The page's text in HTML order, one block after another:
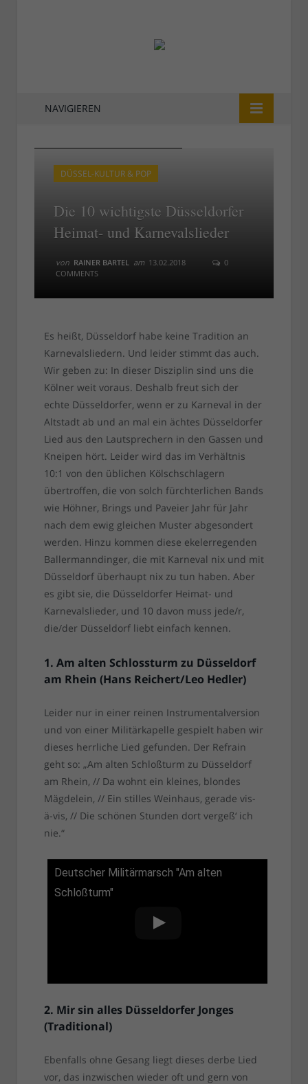
NAVIGIEREN
DÜSSEL-KULTUR & POP
Die 10 wichtigste Düsseldorfer
Heimat- und Karnevalslieder
von RAINER BARTEL am 13.02.2018
0
COMMENTS
Es heißt, Düsseldorf habe keine Tradition an
Karnevalsliedern. Und leider stimmt das auch.
Wir geben zu: In dieser Disziplin sind uns die
Kölner weit voraus. Deshalb freut sich der
echte Düsseldorfer, wenn er zu Karneval in der
Altstadt ab und an mal ein ächtes Düsseldorfer
Lied aus den Lautsprechern in den Gassen und
Kneipen hört. Leider wird das im Verhältnis
10:1 von den üblichen Kölschschlagern
übertroffen, die von solch fürchterlichen Bands
wie Höhner, Brings und Paveier Jahr für Jahr
nach dem ewig gleichen Muster abgesondert
werden. Hinzu kommen diese ekelerregenden
Ballermanndinger, die mit Karneval nix und mit
Düsseldorf überhaupt nix zu tun haben. Aber
es gibt sie, die Düsseldorfer Heimat- und
Karnevalslieder, und 10 davon muss jede/r,
die/der Düsseldorf liebt einfach kennen.
1. Am alten Schlossturm zu Düsseldorf
am Rhein (Hans Reichert/Leo Hedler)
Leider nur in einer reinen Instrumentalversion
und von einer Militärkapelle gespielt haben wir
dieses herrliche Lied gefunden. Der Refrain
geht so: „Am alten Schloßturm zu Düsseldorf
am Rhein, // Da wohnt ein kleines, blondes
Mägdelein, // Ein stilles Weinhaus, gerade vis-
ä-vis, // Die schönen Stunden dort vergeß‘ ich
nie.“
Deutscher Militärmarsch "Am alten
Schloßturm"
2. Mir sin alles Düsseldorfer Jonges
(Traditional)
Ebenfalls ohne Gesang liegt dieses derbe Lied
vor, das inzwischen wieder oft und gern von